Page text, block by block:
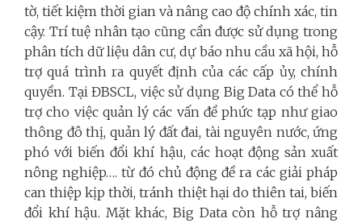
tờ, tiết kiệm thời gian và nâng cao độ chính xác, tin
cậy. Trí tuệ nhân tạo cũng cần được sử dụng trong
phân tích dữ liệu dân cư, dự báo nhu cầu xã hội, hỗ
trợ quá trình ra quyết định của các cấp ủy, chính
quyền. Tại ĐBSCL, việc sử dụng Big Data có thể hỗ
trợ cho việc quản lý các vấn đề phức tạp như giao
thông đô thị, quản lý đất đai, tài nguyên nước, ứng
phó với biến đổi khí hậu, các hoạt động sản xuất
nông nghiệp…. từ đó chủ động đề ra các giải pháp
can thiệp kịp thời, tránh thiệt hại do thiên tai, biến
đổi khí hậu. Mặt khác, Big Data còn hỗ trợ nâng